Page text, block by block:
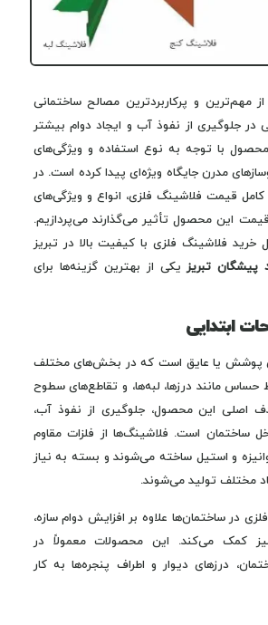
مهم‌ترین و پرکاربردترین مصالح ساختمانی
جلوگیری از نفوذ آب و ایجاد دوام بیشتر
محصول با توجه به نوع استفاده و ویژگی‌های
مدرن جایگاه ویژه‌ای پیدا کرده است. در
کامل قیمت فلاشینگ فلزی، انواع و ویژگی‌های
این محصول تأثیر می‌گذارند می‌پردازیم.
خرید فلاشینگ فلزی با کیفیت بالا در تبریز
پیشگان تبریزیکی از بهترین گزینه‌ها برای
ابتدایی
پوشش یا عایق است که در بخش‌های مختلف
حساس مانند درزها، لبه‌ها، و تقاطع‌های سطوح
اصلی این محصول، جلوگیری از نفوذ آب،
ساختمان است. فلاشینگ‌ها از فلزات مقاوم
و استیل ساخته می‌شوند و بسته به نیاز
مختلف تولید می‌شوند.
در ساختمان‌ها علاوه بر افزایش دوام سازه،
کمک می‌کند. این محصولات معمولاً در
درزهای دیوار و اطراف پنجره‌ها به کار